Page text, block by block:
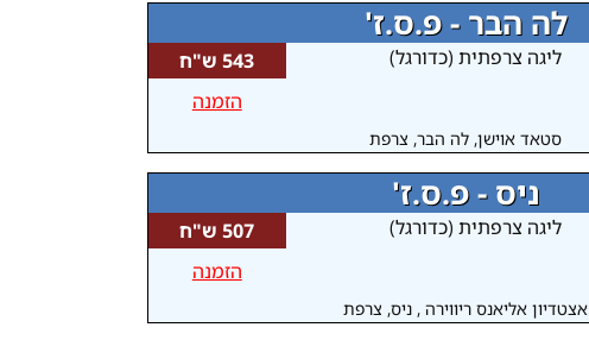
לה הבר - פ.ס.ז'
ליגה צרפתית (כדורגל)
543 ש"ח
הזמנה
סטאד אוישן, לה הבר, צרפת
ניס - פ.ס.ז'
ליגה צרפתית (כדורגל)
507 ש"ח
הזמנה
אצטדיון אליאנס ריווירה , ניס, צרפת